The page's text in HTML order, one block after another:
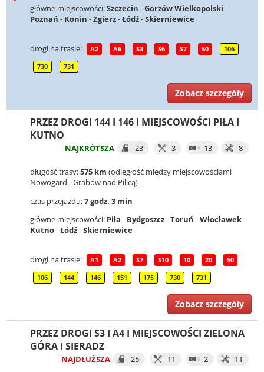
główne miejscowości:Szczecin -Gorzów Wielkopolski -
Poznań - Konin -Zgierz-Łódź-Skierniewice
drogi na trasie: A2 A6 S3 S6 S7 50 106
730 731
Zobacz szczegóły
PRZEZ DROGI 144 I 146 I MIEJSCOWOŚCI PIŁA I
KUTNO
NAJKRÓTSZA 23 3 13 8
długość trasy:575 km (odległość między miejscowościami
Nowogard - Grabów nad Pilicą)
czas przejazdu:7 godz. 3 min
główne miejscowości: Piła - Bydgoszcz-Toruń -Włocławek-
Kutno-Łódź-Skierniewice
drogi na trasie: A1 A2 S7 S10 10 20 50
106 144 146 151 175 730 731
Zobacz szczegóły
PRZEZ DROGI S3 I A4 I MIEJSCOWOŚCI ZIELONA
GÓRA I SIERADZ
NAJDŁUŻSZA 25 11 2 11